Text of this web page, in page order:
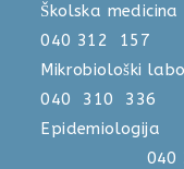
040 312 157
040 310 336
040